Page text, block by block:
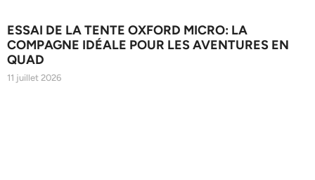
ESSAI DE LA TENTE OXFORD MICRO: LA
COMPAGNE IDÉALE POUR LES AVENTURES EN
QUAD
11 juillet 2026